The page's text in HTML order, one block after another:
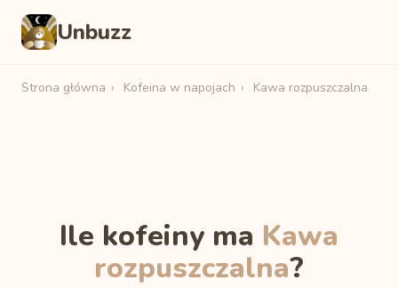
Unbuzz
Strona główna › Kofeina w napojach › Kawa rozpuszczalna
Ile kofeiny ma Kawa
rozpuszczalna?